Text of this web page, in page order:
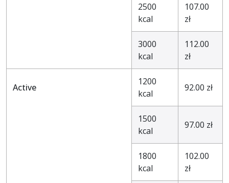
2500
kcal
107.00
zł
3000
kcal
112.00
zł
Active
1200
kcal
92.00 zł
1500
kcal
97.00 zł
1800
kcal
102.00
zł